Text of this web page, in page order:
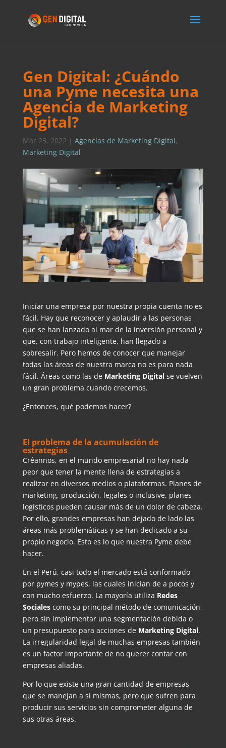
Gen Digital: ¿Cuándo
una Pyme necesita una
Agencia de Marketing
Digital?
Mar 23, 2022 | Agencias de Marketing Digital,
Marketing Digital
Iniciar una empresa por nuestra propia cuenta no es
fácil. Hay que reconocer y aplaudir a las personas
que se han lanzado al mar de la inversión personal y
que, con trabajo inteligente, han llegado a
sobresalir. Pero hemos de conocer que manejar
todas las áreas de nuestra marca no es para nada
fácil. Áreas como las deMarketing Digitalse vuelven
un gran problema cuando crecemos.
¿Entonces, qué podemos hacer?
El problema de la acumulación de
estrategias
Créannos, en el mundo empresarial no hay nada
peor que tener la mente llena de estrategias a
realizar en diversos medios o plataformas. Planes de
marketing, producción, legales o inclusive, planes
logísticos pueden causar más de un dolor de cabeza.
Por ello, grandes empresas han dejado de lado las
áreas más problemáticas y se han dedicado a su
propio negocio. Esto es lo que nuestra Pyme debe
hacer.
En el Perú, casi todo el mercado está conformado
por pymes y mypes, las cuales inician de a pocos y
con mucho esfuerzo. La mayoría utiliza Redes
Sociales como su principal método de comunicación,
pero sin implementar una segmentación debida o
un presupuesto para acciones de Marketing Digital.
La irregularidad legal de muchas empresas también
es un factor importante de no querer contar con
empresas aliadas.
Por lo que existe una gran cantidad de empresas
que se manejan a sí mismas, pero que sufren para
producir sus servicios sin comprometer alguna de
sus otras áreas.